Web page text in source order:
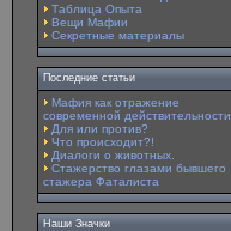
Таблица Опыта
Вещи Мафии
Секретные материалы
Последние статьи
Мафия как отражение
современной действительности
Для или против?
Что происходит?!
Диалоги о животных.
Стажерство глазами бывшего
стажера Фаталиста
Наши Значки